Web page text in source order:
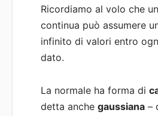
Ricordiamo al volo che
continua può assumere
infinito di valori entro
dato.
La normale ha forma di
detta anchegaussiana –